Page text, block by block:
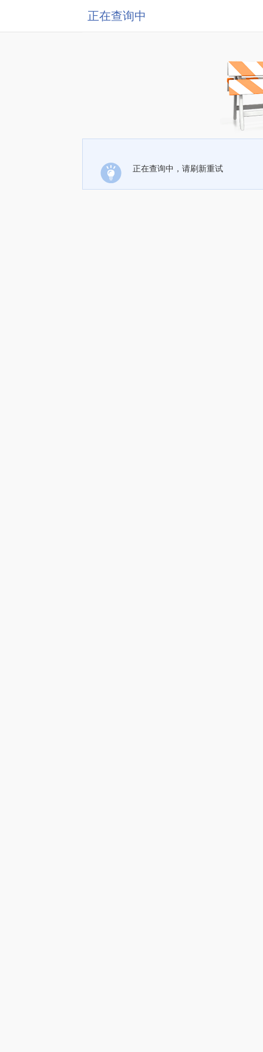
正在查询中
正在查询中，请刷新重试